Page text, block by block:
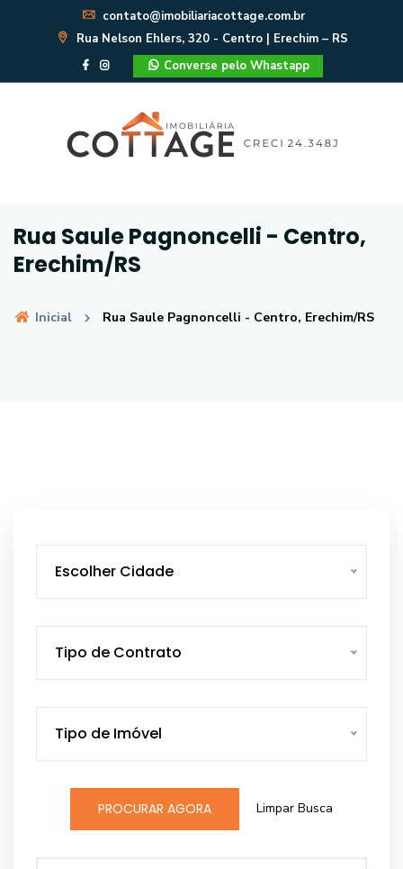
contato@imobiliariacottage.com.br
Rua Nelson Ehlers, 320 - Centro | Erechim – RS
Converse pelo Whastapp
Rua Saule Pagnoncelli - Centro,
Erechim/RS
Inicial Rua Saule Pagnoncelli - Centro, Erechim/RS
Escolher Cidade
Tipo de Contrato
Tipo de Imóvel
PROCURAR AGORA Limpar Busca